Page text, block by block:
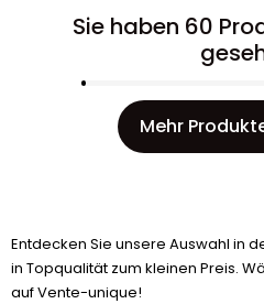
Sie haben 60
Mehr
Entdecken Sie unsere Auswahl in
in Topqualität zum kleinen Preis.
auf Vente-unique!